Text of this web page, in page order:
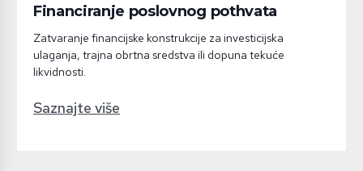
Financiranje poslovnog pothvata
Zatvaranje financijske konstrukcije za investicijska
ulaganja, trajna obrtna sredstva ili dopuna tekuće
likvidnosti.
Saznajte više